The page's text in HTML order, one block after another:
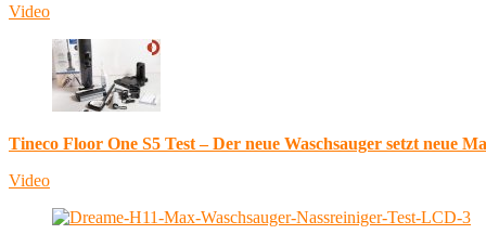
Video
Tineco Floor One S5 Test – Der neue Waschsauger setzt neue
Video